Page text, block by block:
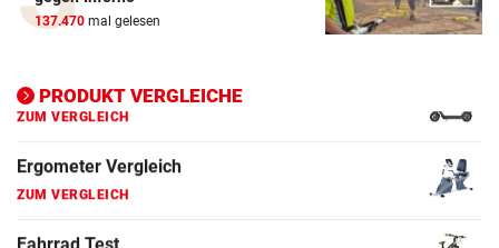
137.470 mal gelesen
PRODUKT VERGLEICHE
ZUM VERGLEICH
ZUM VERGLEICH
ZUM VERGLEICH
ZUM VERGLEICH